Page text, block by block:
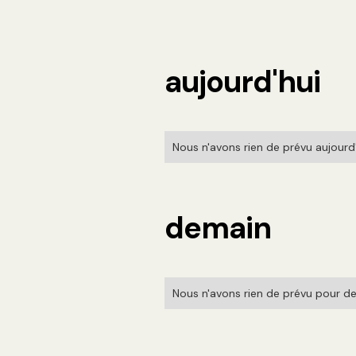
aujourd'hui
Nous n'avons rien de prévu
demain
Nous n'avons rien de prévu pour